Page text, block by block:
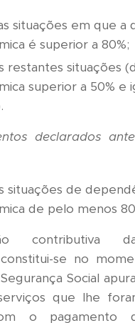
situações em que a
é superior a 80%;
restantes situações
superior a 50% e
declarados
situações de
de pelo menos
contributiva
se no
Social
que lhe
o pagamento